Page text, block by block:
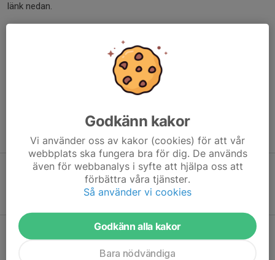
länk nedan.
en gemensam sak. Springa.
För att delta på Tisdagintervallerna, krävs medlemskap i någon
av de tre föreningarna. Medlemsavgiften för Åkersberga
Åkersberga Sportklubb
Anmälan tisdagsintervaller
Godkänn kakor
Vi använder oss av kakor (cookies) för att vår
webbplats ska fungera bra för dig. De används
även för webbanalys i syfte att hjälpa oss att
förbättra våra tjänster.
Så använder vi cookies
Godkänn alla kakor
Bara nödvändiga